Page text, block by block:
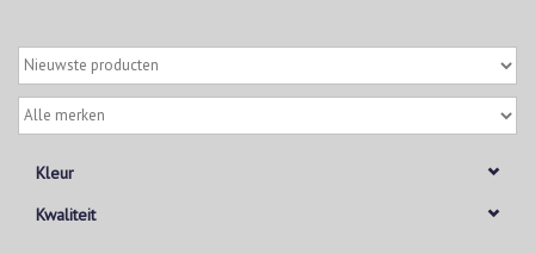
Kleur
Kwaliteit